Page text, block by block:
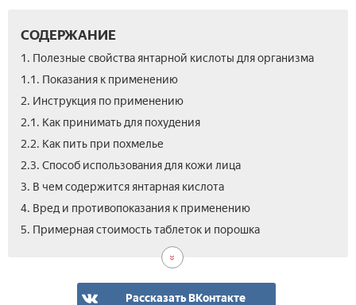
СОДЕРЖАНИЕ
1. Полезные свойства янтарной кислоты для организма
1.1. Показания к применению
2. Инструкция по применению
2.1. Как принимать для похудения
2.2. Как пить при похмелье
2.3. Способ использования для кожи лица
3. В чем содержится янтарная кислота
4. Вред и противопоказания к применению
5. Примерная стоимость таблеток и порошка
Рассказать ВКонтакте